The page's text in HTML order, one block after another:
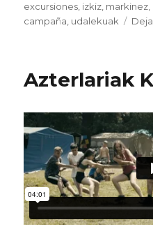
excursiones izkiz markinez
campaña udalekuak
Azterlariak